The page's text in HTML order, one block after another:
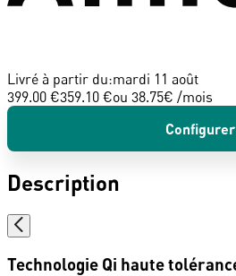
Livré à partir du:mardi 11 août
399.00 €359.10 €ou 38.75€ /mois
Configurer
Description
Technologie Qi haute